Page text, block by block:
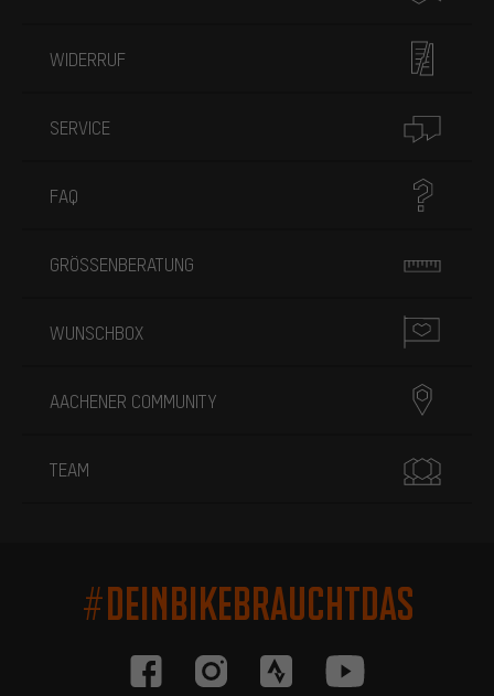
WIDERRUF
SERVICE
FAQ
GRÖSSENBERATUNG
WUNSCHBOX
AACHENER COMMUNITY
TEAM
#DEINBIKEBRAUCHTDAS